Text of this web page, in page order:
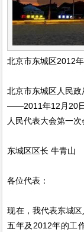
北京市东城区2012
北京市东城区人民
——2011年12月20
人民代表大会第一次
东城区区长 牛青山
各位代表：
现在，我代表东城
五年及2012年的工